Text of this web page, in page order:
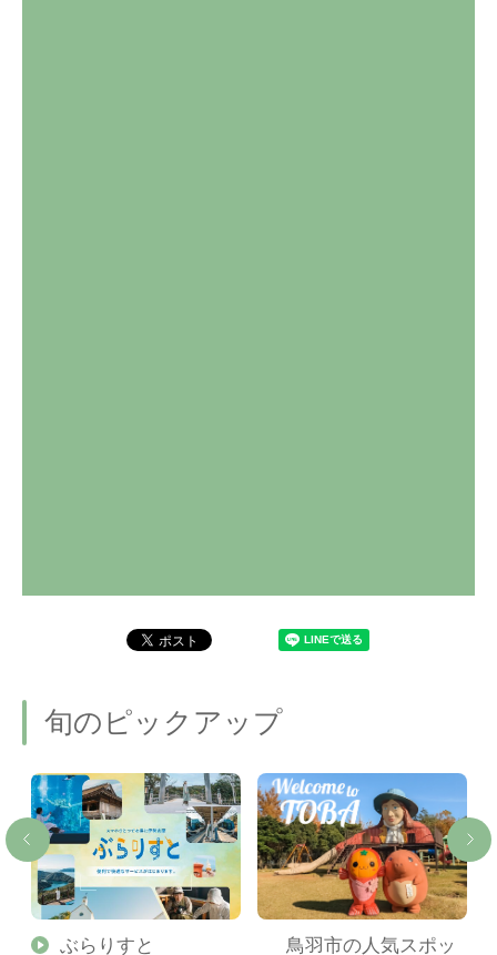
旬のピックアップ
ぶらりすと 鳥羽市の人気スポッ